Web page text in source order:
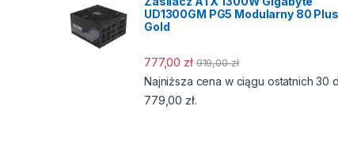
UD1300GM PG5 Modularny 80 Plus
Gold
777,00 zł 919,00zł
Najniższa cena w ciągu ostatnich 30
779,00 zł.